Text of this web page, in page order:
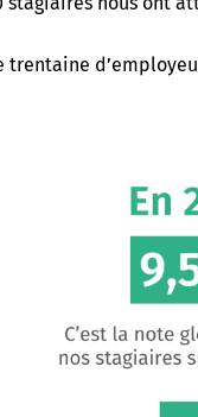
trentaine